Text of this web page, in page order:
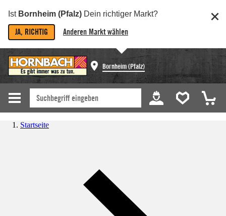
Ist Bornheim (Pfalz) Dein richtiger Markt?
JA, RICHTIG Anderen Markt wählen
Bornheim (Pfalz)
Startseite